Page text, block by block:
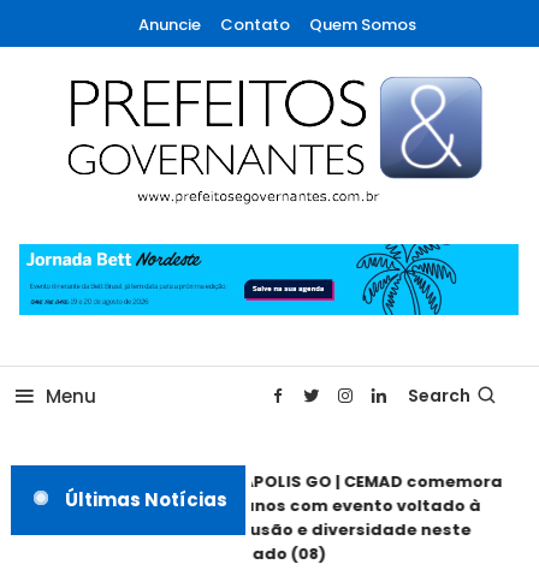
To
Content
Anuncie Contato Quem Somos
Prefeitos & Governantes
Menu Search
Últimas Notícias
ANÁPOLIS GO | CEMAD comemora
30 anos com evento voltado à
inclusão e diversidade neste
sábado (08)